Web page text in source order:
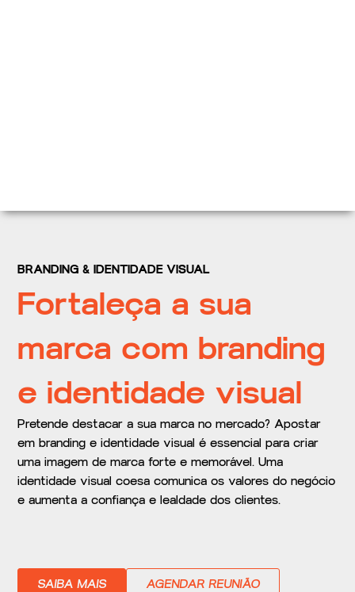
BRANDING & IDENTIDADE VISUAL
Fortaleça a sua
marca com branding
e identidade visual
Pretende destacar a sua marca no mercado? Apostar
em branding e identidade visual é essencial para criar
uma imagem de marca forte e memorável. Uma
identidade visual coesa comunica os valores do negócio
e aumenta a confiança e lealdade dos clientes.
SAIBA MAIS AGENDAR REUNIÃO